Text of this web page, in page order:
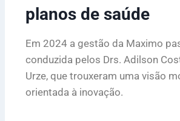
planos de saúde
Em 2024 a gestão da Maximo
conduzida pelos Drs. Adilson
Urze, que trouxeram uma visão
orientada à inovação.